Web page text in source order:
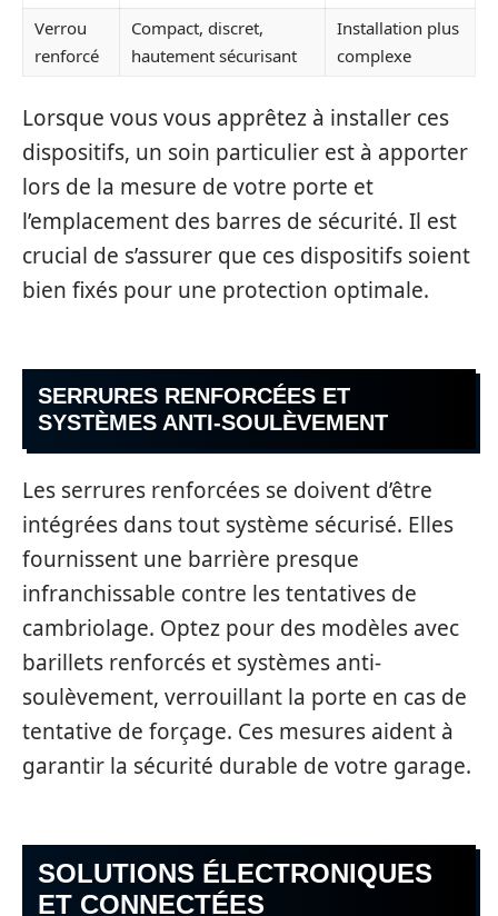
Verrou
renforcé
Compact, discret,
hautement sécurisant
Installation plus
complexe
Lorsque vous vous apprêtez à installer ces
dispositifs, un soin particulier est à apporter
lors de la mesure de votre porte et
l’emplacement des barres de sécurité. Il est
crucial de s’assurer que ces dispositifs soient
bien fixés pour une protection optimale.
SERRURES RENFORCÉES ET
SYSTÈMES ANTI-SOULÈVEMENT
Les serrures renforcées se doivent d’être
intégrées dans tout système sécurisé. Elles
fournissent une barrière presque
infranchissable contre les tentatives de
cambriolage. Optez pour des modèles avec
barillets renforcés et systèmes anti-
soulèvement, verrouillant la porte en cas de
tentative de forçage. Ces mesures aident à
garantir la sécurité durable de votre garage.
SOLUTIONS ÉLECTRONIQUES
ET CONNECTÉES